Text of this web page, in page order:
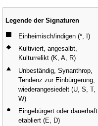
Legende der Signaturen
Einheimisch/indigen (*, I)
Kultiviert, angesalbt,
Kulturrelikt (K, A, R)
Unbeständig, Synanthrop,
Tendenz zur Einbürgerung,
wiederangesiedelt (U, S, T,
W)
Eingebürgert oder dauerhaft
etabliert (E, D)